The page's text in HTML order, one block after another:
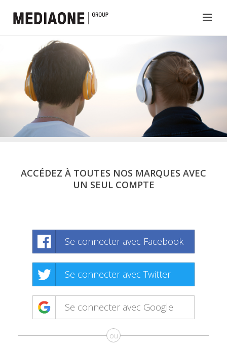
ACCÉDEZ À TOUTES NOS MARQUES AVEC
UN SEUL COMPTE
Se connecter avec Facebook
Se connecter avec Twitter
Se connecter avec Google
ou